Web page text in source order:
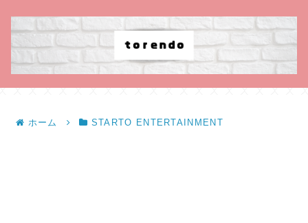
ホーム STARTO ENTERTAINMENT